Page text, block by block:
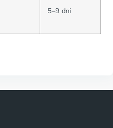
5–9 dni